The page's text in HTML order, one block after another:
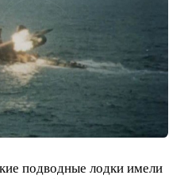
подводные лодки имели